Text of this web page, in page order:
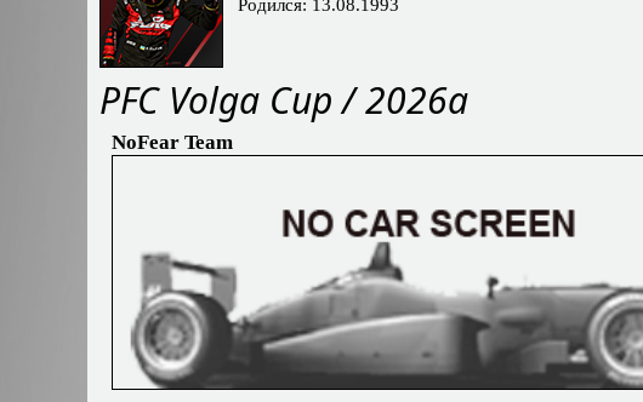
Родился: 13.08.1993
PFС Volga Cup / 2026a
NoFear Team